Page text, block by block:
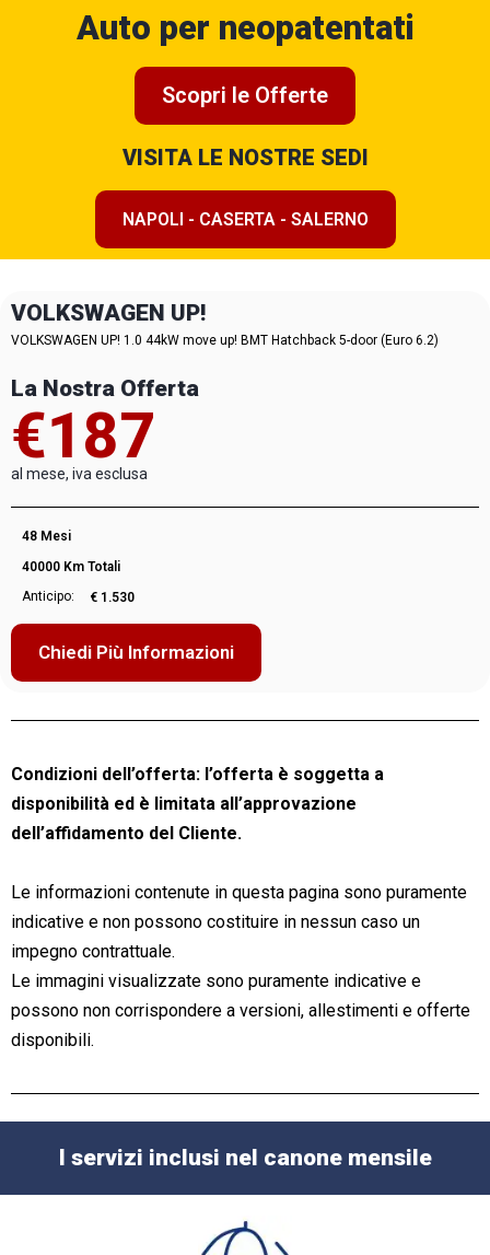
Auto per neopatentati
Scopri le Offerte
VISITA LE NOSTRE SEDI
NAPOLI - CASERTA - SALERNO
VOLKSWAGEN UP!
VOLKSWAGEN UP! 1.0 44kW move up! BMT Hatchback 5-door (Euro 6.2)
La Nostra Offerta
€187
al mese, iva esclusa
48 Mesi
40000 Km Totali
Anticipo:
€ 1.530
Chiedi Più Informazioni
Condizioni dell’offerta: l’offerta è soggetta a
disponibilità ed è limitata all’approvazione
dell’affidamento del Cliente.
Le informazioni contenute in questa pagina sono puramente
indicative e non possono costituire in nessun caso un
impegno contrattuale.
Le immagini visualizzate sono puramente indicative e
possono non corrispondere a versioni, allestimenti e offerte
disponibili.
I servizi inclusi nel canone mensile